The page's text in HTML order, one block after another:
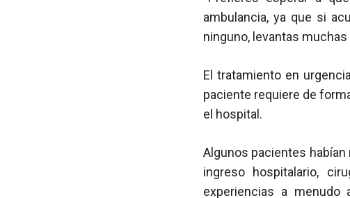
ambulancia, ya que si
ninguno, levantas
El tratamiento en
paciente requiere de
el hospital.
Algunos pacientes
ingreso hospitalario,
experiencias a